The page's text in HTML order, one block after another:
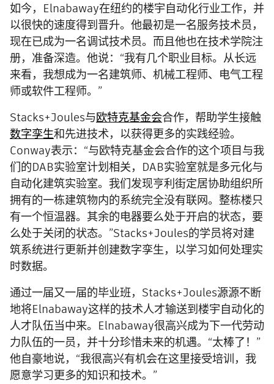
如今，Elnabaway在纽约的楼宇自动化行业工作，并
以很快的速度得到晋升。他最初是一名服务技术员，
现在已成为一名调试技术员。而且他也在技术学院注
册，准备深造。他说：“我有几个职业目标。从长远
来看，我想成为一名建筑师、机械工程师、电气工程
师或软件工程师。”
Stacks+Joules与欧特克基金会合作，帮助学生接触
数字孪生和先进技术，以获得更多的实践经验。
Conway表示：“与欧特克基金会合作的这个项目与我
们的DAB实验室计划相关，DAB实验室就是多元化与
自动化建筑实验室。我们发现亨利街定居协助组织所
拥有的一栋建筑物内的系统完全没有联网。整栋楼只
有一个恒温器。其余的电器要么处于开启的状态，要
么处于关闭的状态。”Stacks+Joules的学员将对建
筑系统进行更新并创建数字孪生，以学习如何处理实
时数据。
通过一届又一届的毕业班，Stacks+Joules源源不断
地将Elnabaway这样的技术人才输送到楼宇自动化的
人才队伍当中来。Elnabaway很高兴成为下一代劳动
力队伍的一员，并十分珍惜未来的机遇。“太棒了！”
他自豪地说，“我很高兴有机会在这里接受培训，我
愿意学习更多的知识和技术。”